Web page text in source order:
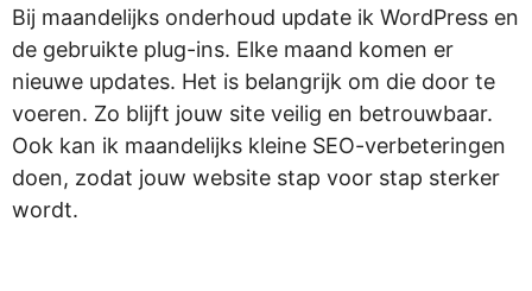
Bij maandelijks onderhoud update ik WordPress en
de gebruikte plug-ins. Elke maand komen er
nieuwe updates. Het is belangrijk om die door te
voeren. Zo blijft jouw site veilig en betrouwbaar.
Ook kan ik maandelijks kleine SEO-verbeteringen
doen, zodat jouw website stap voor stap sterker
wordt.